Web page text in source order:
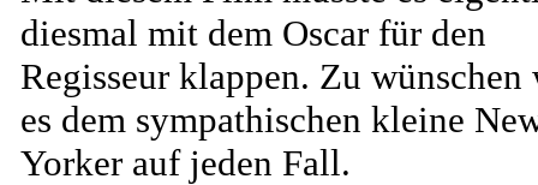
diesmal mit dem Oscar für den
Regisseur klappen. Zu wünschen
es dem sympathischen kleine
Yorker auf jeden Fall.